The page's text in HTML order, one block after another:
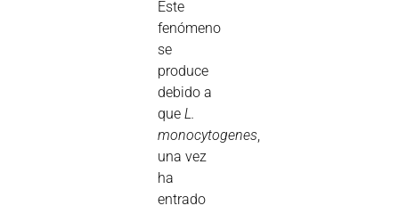
Este
fenómeno
se
produce
debido a
queL.
monocytogenes,
una vez
ha
entrado